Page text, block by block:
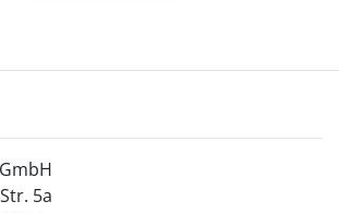
5a